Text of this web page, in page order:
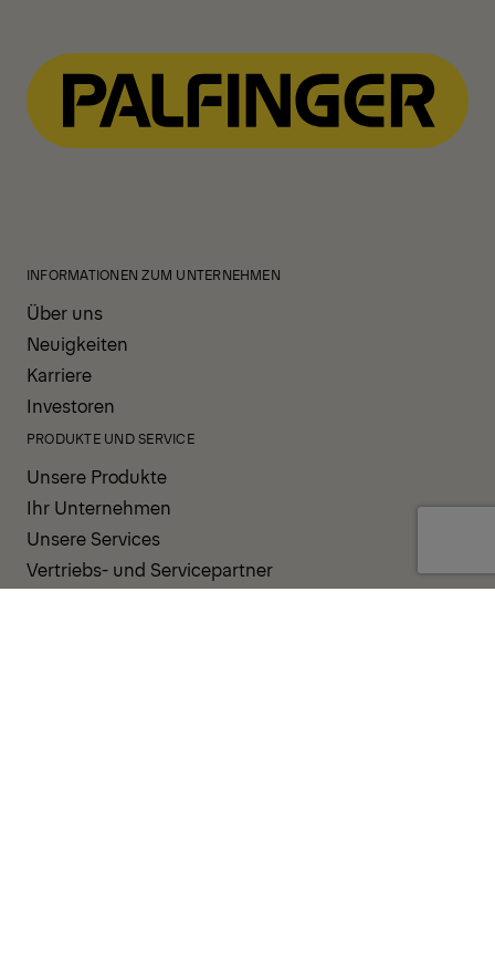
INFORMATIONEN ZUM UNTERNEHMEN
Über uns
Neuigkeiten
Karriere
Investoren
PRODUKTE UND SERVICE
Unsere Produkte
Ihr Unternehmen
Unsere Services
Vertriebs- und Servicepartner